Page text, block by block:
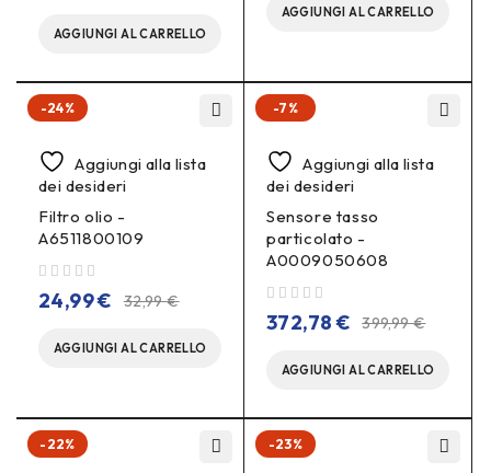
AGGIUNGI AL CARRELLO
AGGIUNGI AL CARRELLO
-24%
Aggiungi alla lista
dei desideri
Filtro olio -
A6511800109
32,99€
24,99€
AGGIUNGI AL CARRELLO
-7%
Aggiungi alla lista
dei desideri
Sensore tasso
particolato -
A0009050608
399,99€
372,78€
AGGIUNGI AL CARRELLO
-22% -23%